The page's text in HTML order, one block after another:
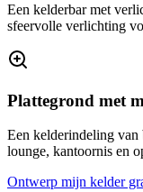
Een kelderbar met
sfeervolle verlichting
Plattegrond met
Een kelderindeling
lounge, kantoornis en
Ontwerp mijn kelder